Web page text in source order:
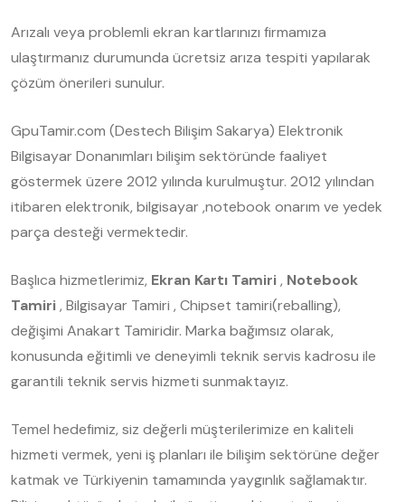
Arızalı veya problemli ekran kartlarınızı firmamıza
ulaştırmanız durumunda ücretsiz arıza tespiti yapılarak
çözüm önerileri sunulur.
GpuTamir.com (Destech Bilişim Sakarya) Elektronik
Bilgisayar Donanımları bilişim sektöründe faaliyet
göstermek üzere 2012 yılında kurulmuştur. 2012 yılından
itibaren elektronik, bilgisayar ,notebook onarım ve yedek
parça desteği vermektedir.
Başlıca hizmetlerimiz, Ekran Kartı Tamiri, Notebook
Tamiri, Bilgisayar Tamiri , Chipset tamiri(reballing),
değişimi Anakart Tamiridir. Marka bağımsız olarak,
konusunda eğitimli ve deneyimli teknik servis kadrosu ile
garantili teknik servis hizmeti sunmaktayız.
Temel hedefimiz, siz değerli müşterilerimize en kaliteli
hizmeti vermek, yeni iş planları ile bilişim sektörüne değer
katmak ve Türkiyenin tamamında yaygınlık sağlamaktır.